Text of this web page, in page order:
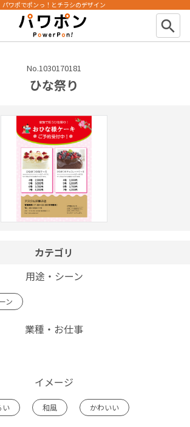
パワポでポンっ！とチラシのデザイン
search
No.1030170181
ひな祭り
カテゴリ
用途・シーン
ン
業種・お仕事
イメージ
い 和風 かわいい